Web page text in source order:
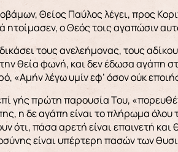
Θείος Παύλος λέγει, προς
ο Θεός τοις αγαπώσιν
τους ανελεήμονας, τους
θεία φωνή, και δεν έδωσα αγάπη
«Αμήν λέγω υμίν εφ’ όσον ούκ
γής πρώτη παρουσία Του,
η δε αγάπη είναι το πλήρωμα όλου
ότι, πάσα αρετή είναι επαινετή
είναι υπέρτερη πασών των